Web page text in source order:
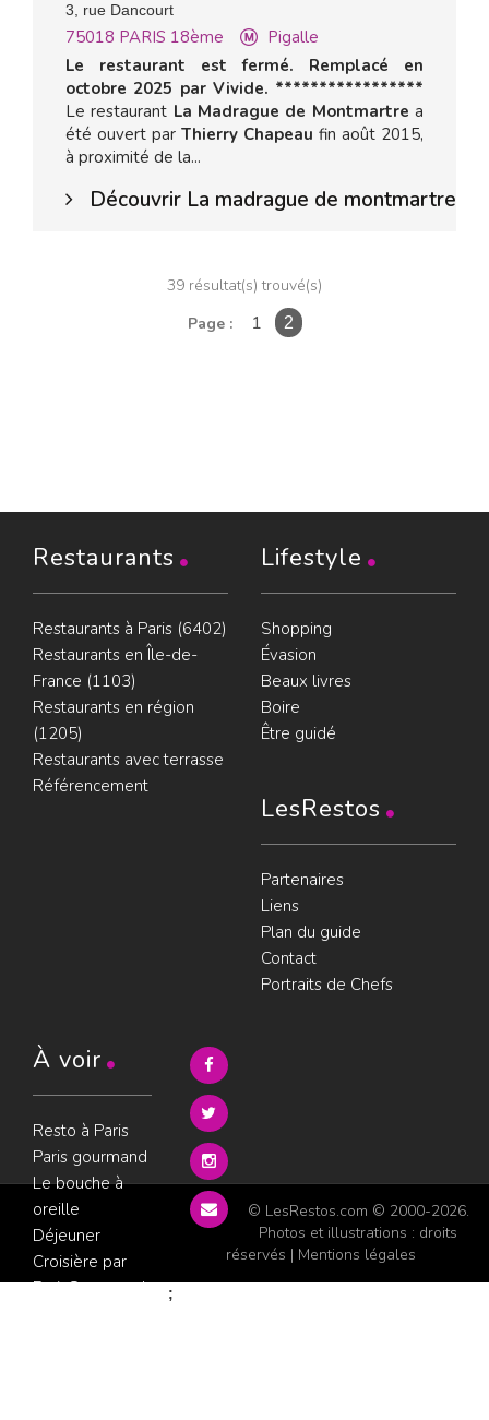
3, rue Dancourt
75018 PARIS 18ème
Pigalle
Le restaurant est fermé. Remplacé en
octobre 2025 par Vivide. *****************
Le restaurant La Madrague de Montmartrea
été ouvert par Thierry Chapeau fin août 2015,
à proximité de la...
Découvrir La madrague de montmartre
39 résultat(s) trouvé(s)
Page :
1 2
Restaurants
Restaurants à Paris (6402)
Restaurants en Île-de-
France (1103)
Restaurants en région
(1205)
Restaurants avec terrasse
Référencement
Lifestyle
Shopping
Évasion
Beaux livres
Boire
Être guidé
LesRestos
Partenaires
Liens
Plan du guide
Contact
Portraits de Chefs
À voir
Resto à Paris
Paris gourmand
Le bouche à
oreille
Déjeuner
Croisière par
ParisGourmand
© LesRestos.com © 2000-2026.
Photos et illustrations : droits
réservés | Mentions légales
;